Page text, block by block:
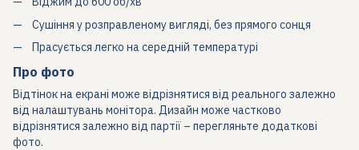
Сушіння у розправленому вигляді, без прямого сонця
Прасується легко на середній температурі
Про фото
Відтінок на екрані може відрізнятися від реального залежно
від налаштувань монітора. Дизайн може частково
відрізнятися залежно від партії – перегляньте додаткові
фото.